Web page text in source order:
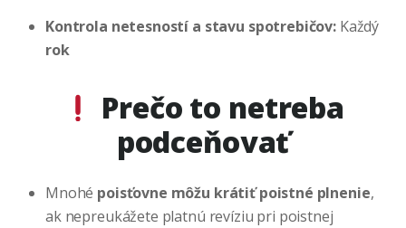
Kontrola netesností a stavu spotrebičov: Každý
rok
Prečo to netreba
podceňovať
Mnohé poisťovne môžu krátiť poistné plnenie,
ak nepreukážete platnú revíziu pri poistnej